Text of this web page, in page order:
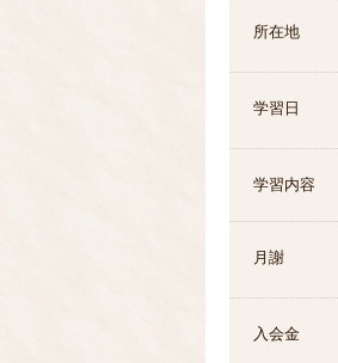
所在地
学習日
学習内容
月謝
入会金